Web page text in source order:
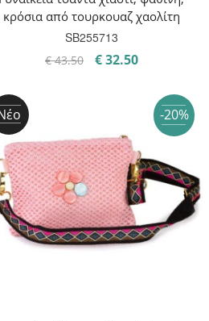
κρόσια από τουρκουαζ χαολίτη
SB255713
€43.50
Original
€32.50Η
τιμή
είναι:
€ 32.50.
-20%